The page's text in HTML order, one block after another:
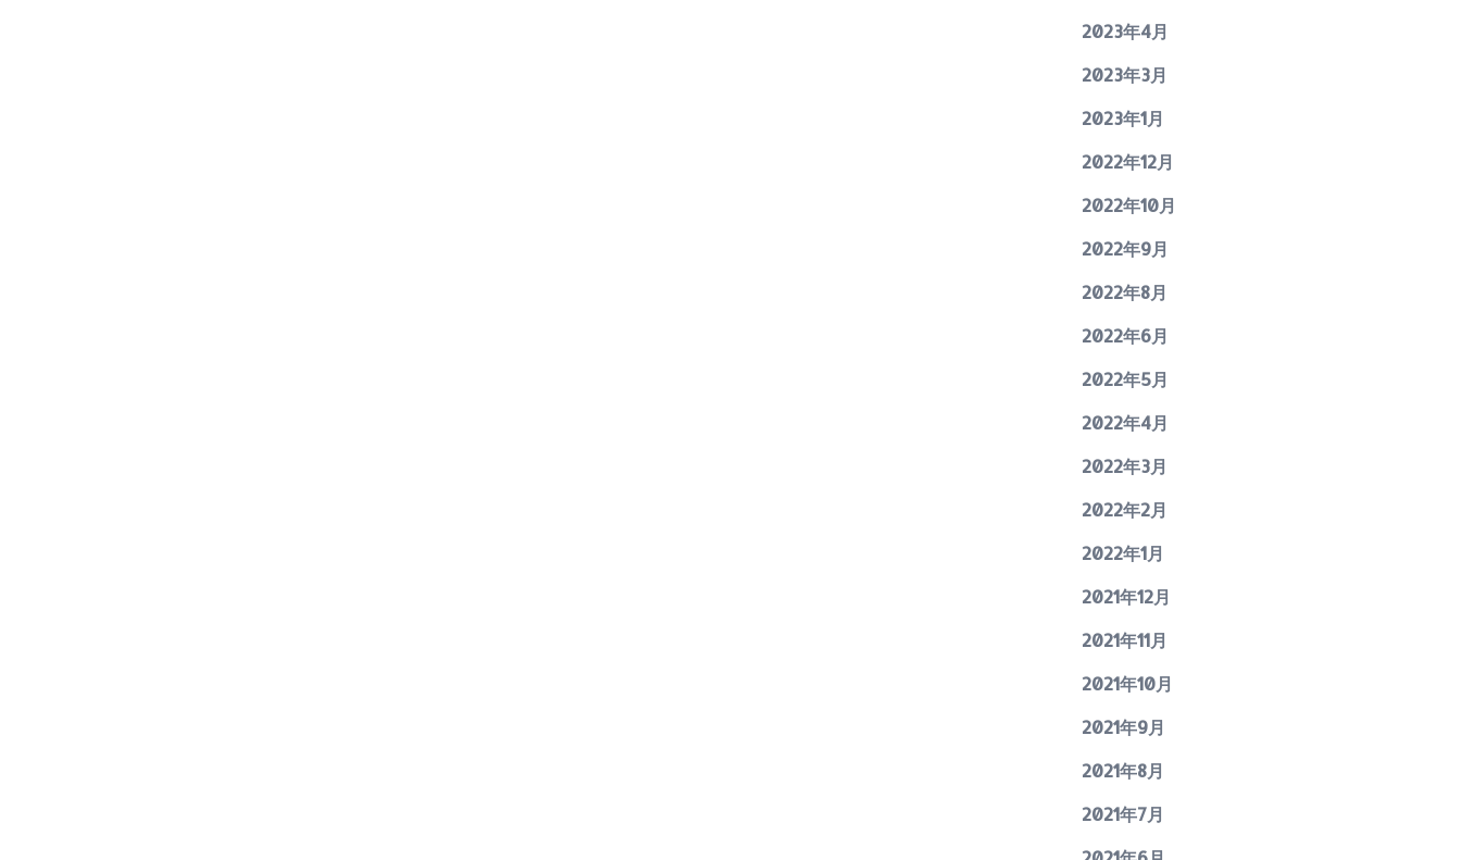
2023年4月
2023年3月
2023年1月
2022年12月
2022年10月
2022年9月
2022年8月
2022年6月
2022年5月
2022年4月
2022年3月
2022年2月
2022年1月
2021年12月
2021年11月
2021年10月
2021年9月
2021年8月
2021年7月